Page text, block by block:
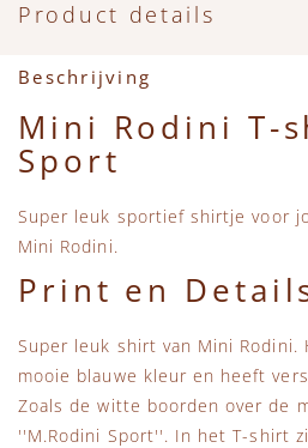
Accessoires
Zwemkleding
Zwemkleding
Feestkleding
Speelgoed
Beren, Speendoekjes en
Tassen
Verzorgingsproducten
MarMar Copenhagen
Mini Rodini
+1 in the family
New Balance
Play Up
Sproet & Sprout
Product details
Beschrijving
Mini Rodini T-
Sport
Super leuk sportief shirtje voor
Mini Rodini.
Print en
Super leuk shirt van Mini
mooie blauwe kleur en heeft
Zoals de witte boorden over de
''M.Rodini Sport''. In het T-shirt